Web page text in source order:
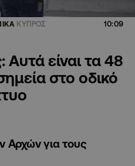
ΚΥΠΡΟΣ 10:09
Αυτά είναι τα 48
στο οδικό
Αρχών για τους